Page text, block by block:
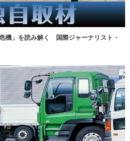
機」を読み解く 国際ジャーナリスト・